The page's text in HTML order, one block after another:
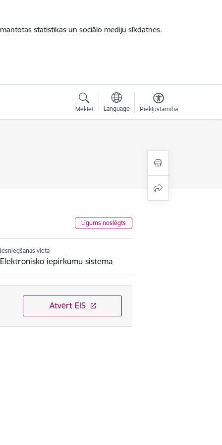
statistikas un sociālo mediju sīkdatnes.
Meklēt Language Piekļūstamība
Līgums noslēgts
Iesniegšanas vieta
Elektronisko iepirkumu sistēmā
Atvērt EIS